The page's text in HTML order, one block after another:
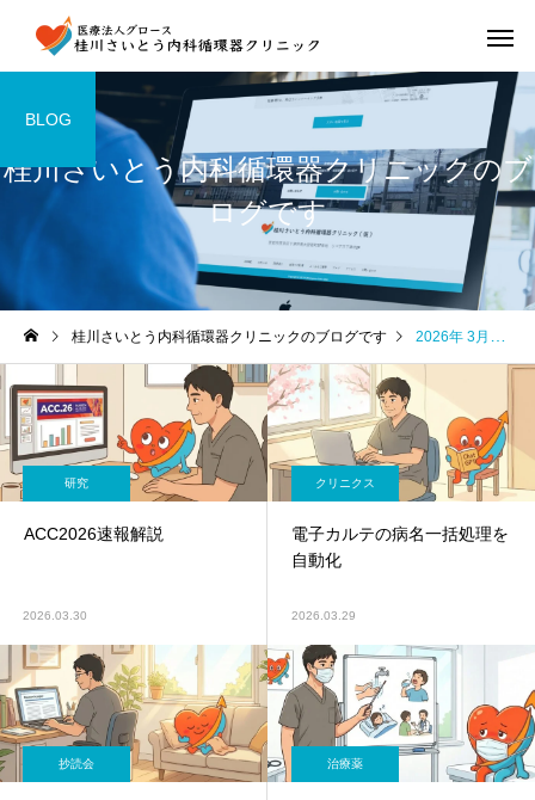
桂川さいとう内科循環器クリニックのブ
ログです
BLOG
桂川さいとう内科循環器クリニックのブログです 2026年 3月の記事一覧
研究
ACC2026速報解説
2026.03.30
クリニクス
電子カルテの病名一括処理を
自動化
2026.03.29
抄読会 治療薬